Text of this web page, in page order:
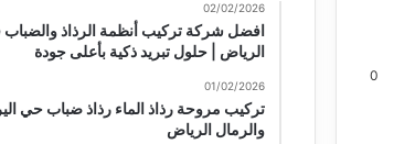
0
02/02/2026
افضل شركة تركيب أنظمة الرذاذ
الرياض | حلول تبريد ذكية بأعلى جودة
01/02/2026
تركيب مروحة رذاذ الماء رذاذ ضباب حي
والرمال الرياض